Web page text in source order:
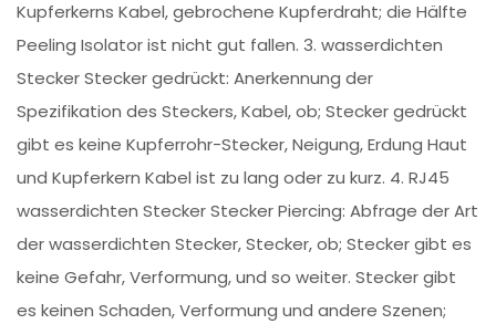
Kupferkerns Kabel, gebrochene Kupferdraht; die Hälfte
Peeling Isolator ist nicht gut fallen. 3. wasserdichten
Stecker Stecker gedrückt: Anerkennung der
Spezifikation des Steckers, Kabel, ob; Stecker gedrückt
gibt es keine Kupferrohr-Stecker, Neigung, Erdung Haut
und Kupferkern Kabel ist zu lang oder zu kurz. 4. RJ45
wasserdichten Stecker Stecker Piercing: Abfrage der Art
der wasserdichten Stecker, Stecker, ob; Stecker gibt es
keine Gefahr, Verformung, und so weiter. Stecker gibt
es keinen Schaden, Verformung und andere Szenen;